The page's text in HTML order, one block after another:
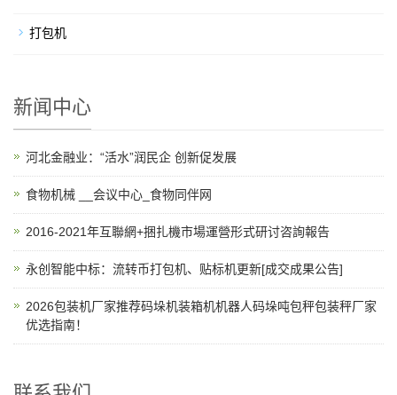
打包机
新闻中心
河北金融业：“活水”润民企 创新促发展
食物机械 __会议中心_食物同伴网
2016-2021年互聯網+捆扎機市場運營形式研讨咨詢報告
永创智能中标：流转币打包机、贴标机更新[成交成果公告]
2026包装机厂家推荐码垛机装箱机机器人码垛吨包秤包装秤厂家
优选指南！